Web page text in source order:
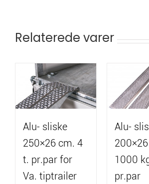
Relaterede varer
Alu- sliske
250×26 cm. 4
t. pr.par for
Va. tiptrailer
Alu-
1000
pr.par